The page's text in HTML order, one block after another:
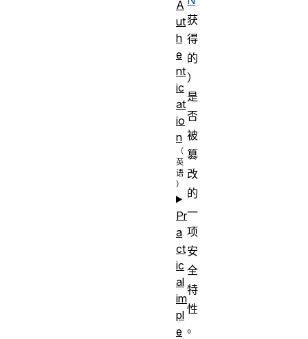
获
得
的
）
是
否
被
篡
改
的
一
项
安
全
特
性
。
A
ut
h
e
nt
ic
at
io
n
Pr
a
ct
ic
al
im
pl
e